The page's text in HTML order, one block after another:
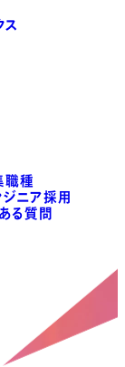
ス
職種
ジニア採用
る質問